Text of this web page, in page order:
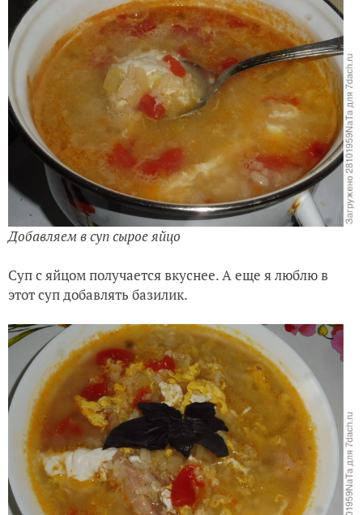
Добавляем в суп сырое яйцо
Суп с яйцом получается вкуснее. А еще я люблю в
этот суп добавлять базилик.